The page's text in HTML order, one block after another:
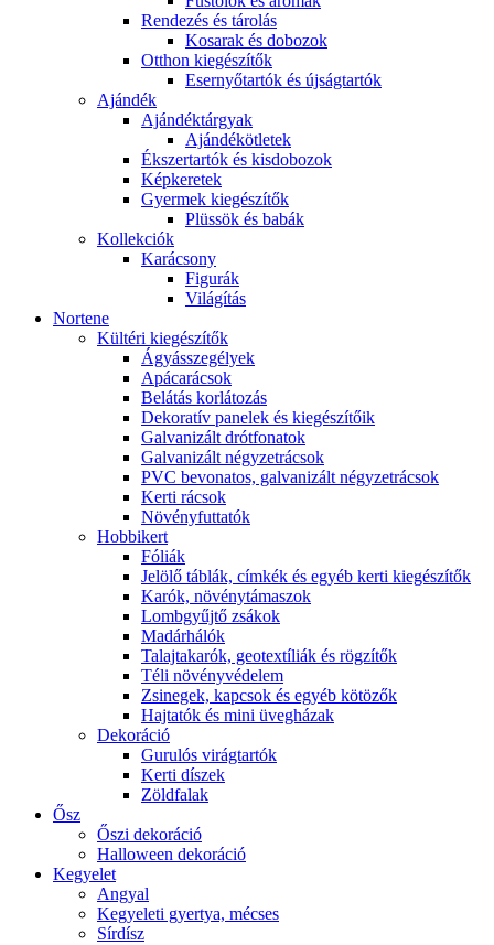
Rendezés és tárolás
Kosarak és dobozok
Otthon kiegészítők
Esernyőtartók és újságtartók
Ajándék
Ajándéktárgyak
Ajándékötletek
Ékszertartók és kisdobozok
Képkeretek
Gyermek kiegészítők
Plüssök és babák
Kollekciók
Karácsony
Figurák
Világítás
Nortene
Kültéri kiegészítők
Ágyásszegélyek
Apácarácsok
Belátás korlátozás
Dekoratív panelek és kiegészítőik
Galvanizált drótfonatok
Galvanizált négyzetrácsok
PVC bevonatos, galvanizált négyzetrácsok
Kerti rácsok
Növényfuttatók
Hobbikert
Fóliák
Jelölő táblák, címkék és egyéb kerti kiegészítők
Karók, növénytámaszok
Lombgyűjtő zsákok
Madárhálók
Talajtakarók, geotextíliák és rögzítők
Téli növényvédelem
Zsinegek, kapcsok és egyéb kötözők
Hajtatók és mini üvegházak
Dekoráció
Gurulós virágtartók
Kerti díszek
Zöldfalak
Ősz
Őszi dekoráció
Halloween dekoráció
Kegyelet
Angyal
Kegyeleti gyertya, mécses
Sírdísz